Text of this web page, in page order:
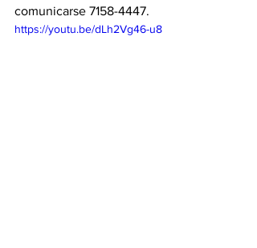
comunicarse 7158-4447.
https://youtu.be/dLh2Vg46-u8